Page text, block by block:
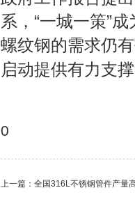
系，“一城一策”
螺纹钢的需求仍
启动提供有力支
0
上一篇： 全国316L不锈钢管件产量